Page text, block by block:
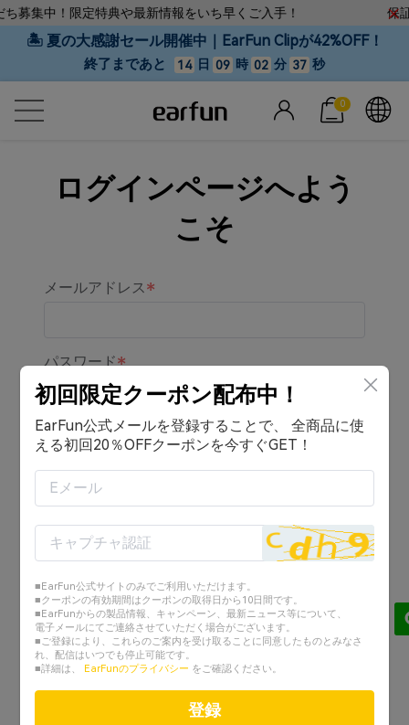
募集中！限定特典や最新情報をいち早くご入手！ 保
🏝 夏の大感謝セール開催中｜EarFun Clipが42%OFF！
終了まであと 14 日 09 時 02 分 37 秒
0
ログインページへよう
こそ
メールアドレス
パスワード
ログイン状態を保持する
ログイン
または
アカウントを作成する
Googleでログイン
Facebookでログイン
初回限定クーポン配布中！
EarFun公式メールを登録することで、 全商品に使
える初回20％OFFクーポンを今すぐGET！
■EarFun公式サイトのみでご利用いただけます。
■クーポンの有効期間はクーポンの取得日から10日間です。
■EarFunからの製品情報、キャンペーン、最新ニュース等について、
電子メールにてご連絡させていただく場合がございます。
■ご登録により、これらのご案内を受け取ることに同意したものとみなさ
れ、配信はいつでも停止可能です。
■詳細は、 EarFunのプライバシー をご確認ください。
登録